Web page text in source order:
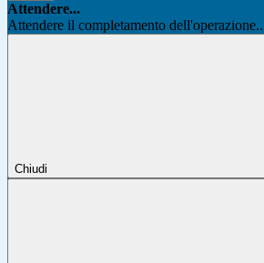
Attendere...
Attendere il completamento
Chiudi